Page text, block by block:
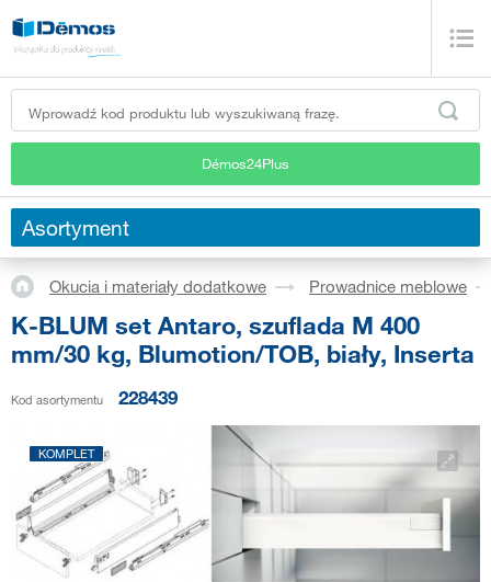
Démos24Plus
Asortyment
Okucia i materiały dodatkowe Prowadnice meblowe
K-BLUM set Antaro, szuflada M 400
mm/30 kg, Blumotion/TOB, biały, Inserta
Kod asortymentu 228439
KOMPLET